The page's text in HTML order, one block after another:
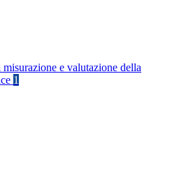
misurazione e valutazione della
1